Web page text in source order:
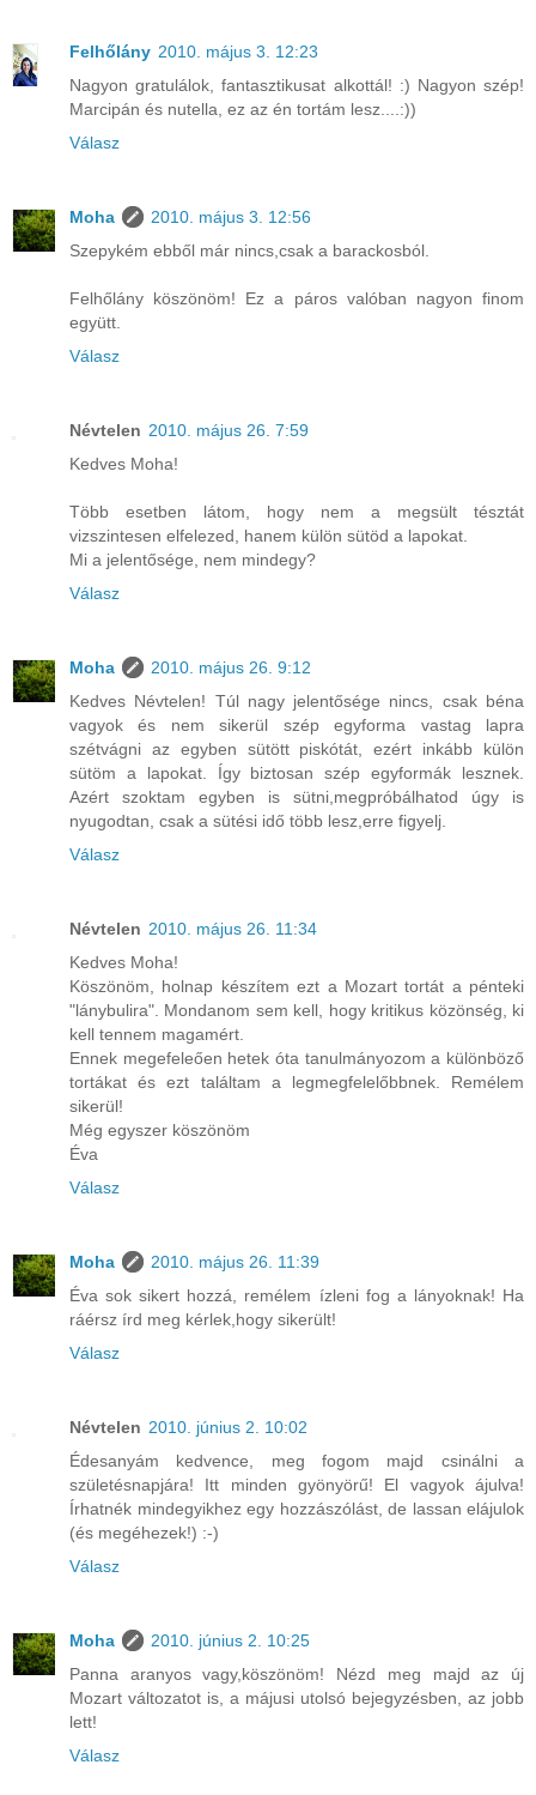
Felhőlány 2010. május 3. 12:23
Nagyon gratulálok, fantasztikusat alkottál! :) Nagyon szép!
Marcipán és nutella, ez az én tortám lesz....:))
Válasz
Moha
2010. május 3. 12:56
Szepykém ebből már nincs,csak a barackosból.
Felhőlány köszönöm! Ez a páros valóban nagyon finom
együtt.
Válasz
Névtelen 2010. május 26. 7:59
Kedves Moha!
Több esetben látom, hogy nem a megsült tésztát
vizszintesen elfelezed, hanem külön sütöd a lapokat.
Mi a jelentősége, nem mindegy?
Válasz
Moha
2010. május 26. 9:12
Kedves Névtelen! Túl nagy jelentősége nincs, csak béna
vagyok és nem sikerül szép egyforma vastag lapra
szétvágni az egyben sütött piskótát, ezért inkább külön
sütöm a lapokat. Így biztosan szép egyformák lesznek.
Azért szoktam egyben is sütni,megpróbálhatod úgy is
nyugodtan, csak a sütési idő több lesz,erre figyelj.
Válasz
Névtelen 2010. május 26. 11:34
Kedves Moha!
Köszönöm, holnap készítem ezt a Mozart tortát a pénteki
"lánybulira". Mondanom sem kell, hogy kritikus közönség, ki
kell tennem magamért.
Ennek megefeleően hetek óta tanulmányozom a különböző
tortákat és ezt találtam a legmegfelelőbbnek. Remélem
sikerül!
Még egyszer köszönöm
Éva
Válasz
Moha
2010. május 26. 11:39
Éva sok sikert hozzá, remélem ízleni fog a lányoknak! Ha
ráérsz írd meg kérlek,hogy sikerült!
Válasz
Névtelen 2010. június 2. 10:02
Édesanyám kedvence, meg fogom majd csinálni a
születésnapjára! Itt minden gyönyörű! El vagyok ájulva!
Írhatnék mindegyikhez egy hozzászólást, de lassan elájulok
(és megéhezek!) :-)
Válasz
Moha
2010. június 2. 10:25
Panna aranyos vagy,köszönöm! Nézd meg majd az új
Mozart változatot is, a májusi utolsó bejegyzésben, az jobb
lett!
Válasz